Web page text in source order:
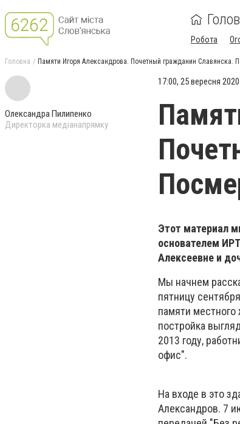
Робота
Головна Памяти Игоря Александрова. Почетный гражданин Славянска.
Олександра Пилипенко
Директорка медіанапрямку
17:00, 25 вересня 2020
Этот материал
основателем
Алексеевне и
Мы начнем
пятницу
памяти местного
постройка
2013 году,
офис".
На входе в это
Александров. 7